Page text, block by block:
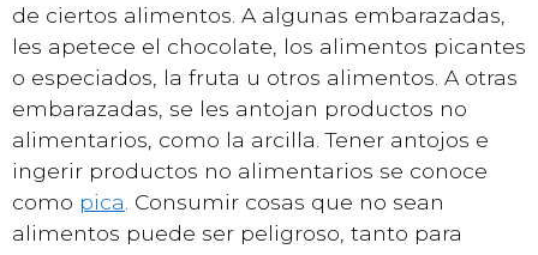
de ciertos alimentos. A algunas embarazadas,
les apetece el chocolate, los alimentos picantes
o especiados, la fruta u otros alimentos. A otras
embarazadas, se les antojan productos no
alimentarios, como la arcilla. Tener antojos e
ingerir productos no alimentarios se conoce
como pica . Consumir cosas que no sean
alimentos puede ser peligroso, tanto para